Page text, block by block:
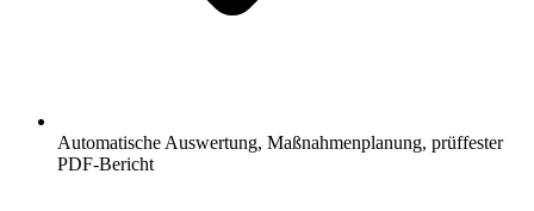
Automatische Auswertung, Maßnahmenplanung, prüffester
PDF-Bericht